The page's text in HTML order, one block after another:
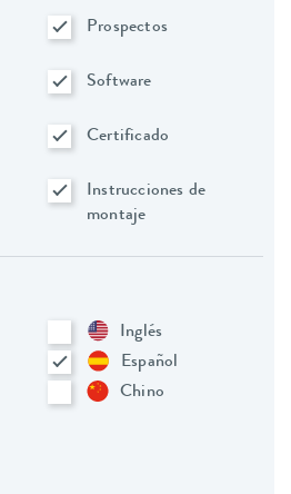
Prospectos
Software
Certificado
Instrucciones de
montaje
Inglés
Español
Chino